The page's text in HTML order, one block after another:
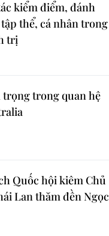
kiểm điểm, đánh
thể, cá nhân trong
trị
trọng trong quan hệ
Quốc hội kiêm Chủ
Lan thăm đền Ngọc